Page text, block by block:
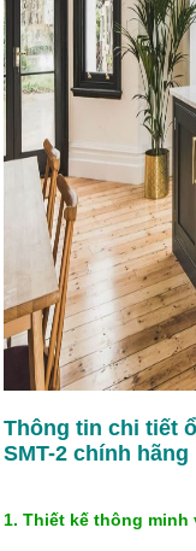
Thông tin chi tiết
SMT-2 chính hãng
1. Thiết kế thông minh